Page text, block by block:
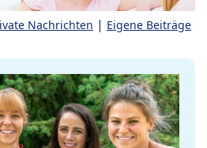
Nachrichten | Eigene Beiträge